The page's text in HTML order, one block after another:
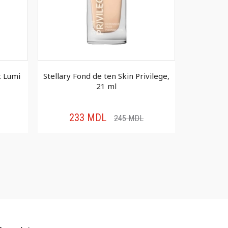
Lumi
Stellary Fond de ten Skin Privilege,
21 ml
233 MDL 245MDL